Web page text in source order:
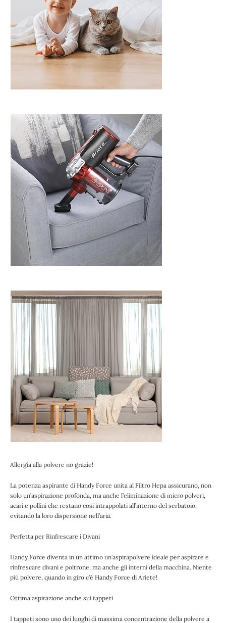
Allergia alla polvere no grazie!
La potenza aspirante di Handy Force unita al Filtro Hepa assicurano, non
solo un’aspirazione profonda, ma anche l’eliminazione di micro polveri,
acari e pollini che restano così intrappolati all’interno del serbatoio,
evitando la loro dispersione nell’aria.
Perfetta per Rinfrescare i Divani
Handy Force diventa in un attimo un’aspirapolvere ideale per aspirare e
rinfrescare divani e poltrone, ma anche gli interni della macchina. Niente
più polvere, quando in giro c’è Handy Force di Ariete!
Ottima aspirazione anche sui tappeti
I tappeti sono uno dei luoghi di massima concentrazione della polvere a